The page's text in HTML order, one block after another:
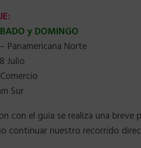
y DOMINGO
Panamericana Norte
Julio
Sur
con el guia se realiza una breve
continuar nuestro recorrido